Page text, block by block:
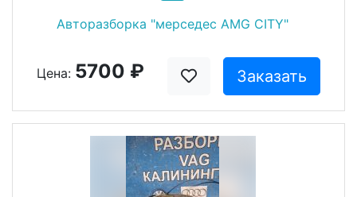
Авторазборка "мерседес AMG CITY"
Цена: 5700 ₽ Заказать